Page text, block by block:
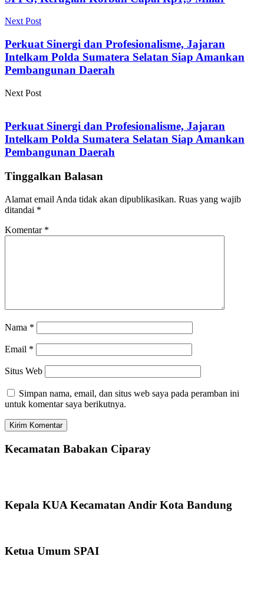
Next Post
Perkuat Sinergi dan Profesionalisme, Jajaran
Intelkam Polda Sumatera Selatan Siap Amankan
Pembangunan Daerah
Next Post
Perkuat Sinergi dan Profesionalisme, Jajaran
Intelkam Polda Sumatera Selatan Siap Amankan
Pembangunan Daerah
Tinggalkan Balasan
Alamat email Anda tidak akan dipublikasikan. Ruas yang wajib
ditandai *
Komentar *
Nama *
Email *
Situs Web
Simpan nama, email, dan situs web saya pada peramban ini
untuk komentar saya berikutnya.
Kecamatan Babakan Ciparay
Kepala KUA Kecamatan Andir Kota Bandung
Ketua Umum SPAI